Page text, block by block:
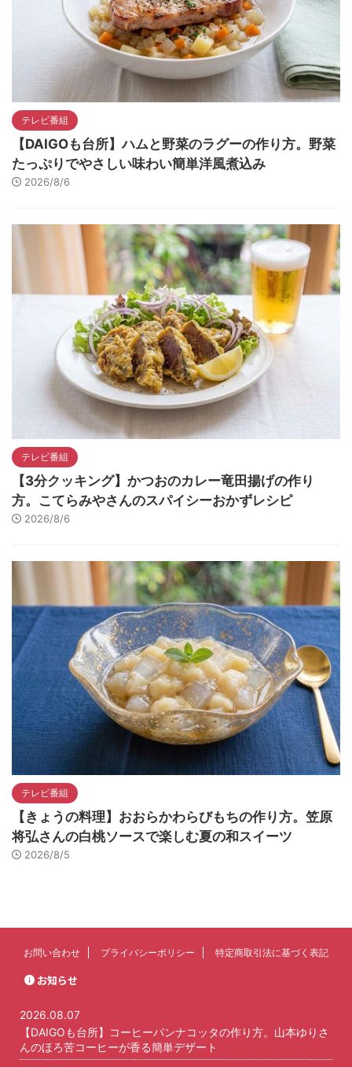
テレビ番組
【DAIGOも台所】ハムと野菜のラグーの作り方。野菜
たっぷりでやさしい味わい簡単洋風煮込み
2026/8/6
テレビ番組
【3分クッキング】かつおのカレー竜田揚げの作り
方。こてらみやさんのスパイシーおかずレシピ
2026/8/6
テレビ番組
【きょうの料理】おおらかわらびもちの作り方。笠原
将弘さんの白桃ソースで楽しむ夏の和スイーツ
2026/8/5
お問い合わせ プライバシーポリシー 特定商取引法に基づく表記
お知らせ
2026.08.07
【DAIGOも台所】コーヒーパンナコッタの作り方。山本ゆりさ
んのほろ苦コーヒーが香る簡単デザート